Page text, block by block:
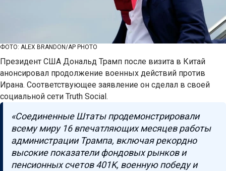
ФОТО: ALEX BRANDON/AP PHOTO
Президент США Дональд Трамп после визита в Китай
анонсировал продолжение военных действий против
Ирана. Соответствующее заявление он сделал в своей
социальной сети Truth Social.
«Соединенные Штаты продемонстрировали
всему миру 16 впечатляющих месяцев работы
администрации Трампа, включая рекордно
высокие показатели фондовых рынков и
пенсионных счетов 401K, военную победу и